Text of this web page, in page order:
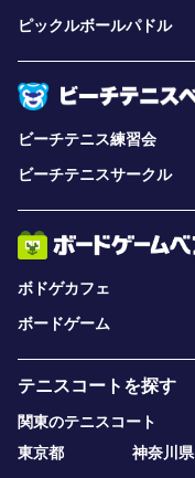
ピックルボールパドル
ビーチテニス練習会
ビーチテニスサークル
ボドゲカフェ
ボードゲーム
テニスコートを探す
関東のテニスコート
東京都
神奈川県